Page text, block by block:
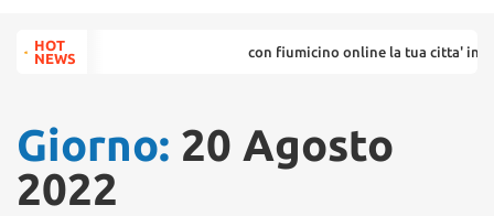
Search
for:HOT
NEWS
con fiumicino online la tua citta' in un ... click
Giorno: 20 Agosto
2022